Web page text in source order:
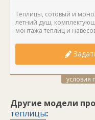
Теплицы, сотовый и
летний душ,
монтажа теплиц и
условия
Другие модели
теплицы: